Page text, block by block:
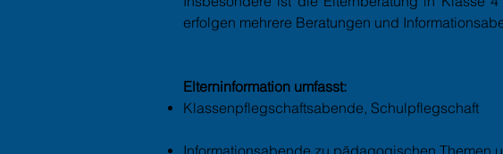
erfolgen mehrere Beratungen und
Elterninformation umfasst:
Klassenpflegschaftsabende, Schulpflegschaft
Informationsabende zu pädagogischen Themen